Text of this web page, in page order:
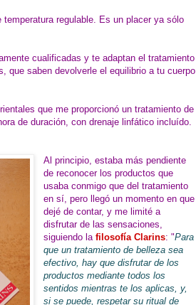
regulable. Es un placer ya sólo
cualificadas y te adaptan el tratamiento
que saben devolverle el equilibrio a tu cuerpo
que me proporcionó un tratamiento de
de duración, con drenaje linfático incluído.
Al principio, estaba más pendiente
de reconocer los productos que
usaba conmigo que del tratamiento
en sí, pero llegó un momento en que
dejé de contar, y me limité a
disfrutar de las sensaciones,
siguiendo lafilosofía Clarins: "Para
que un tratamiento de belleza sea
efectivo, hay que disfrutar de los
productos mediante todos los
sentidos mientras te los aplicas, y,
si se puede, respetar su ritual de